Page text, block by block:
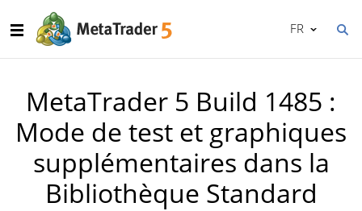
FR
MetaTrader 5 Build 1485 :
Mode de test et graphiques
supplémentaires dans la
Bibliothèque Standard